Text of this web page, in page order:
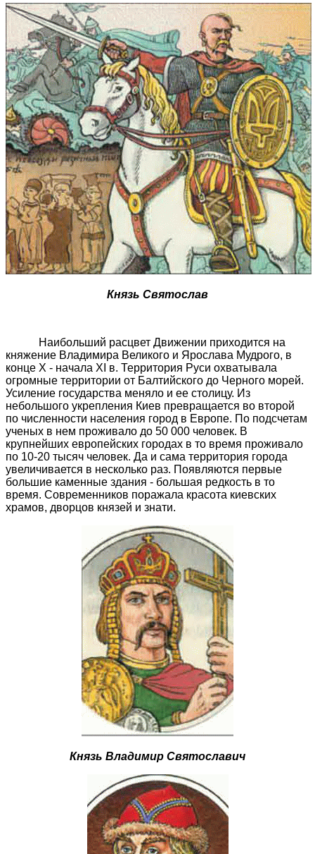
Князь Святослав
Наибольший расцвет Движении приходится на
княжение Владимира Великого и Ярослава Мудрого, в
конце Х - начала XI в. Территория Руси охватывала
огромные территории от Балтийского до Черного морей.
Усиление государства меняло и ее столицу. Из
небольшого укрепления Киев превращается во второй
по численности населения город в Европе. По подсчетам
ученых в нем проживало до 50 000 человек. В
крупнейших европейских городах в то время проживало
по 10-20 тысяч человек. Да и сама территория города
увеличивается в несколько раз. Появляются первые
большие каменные здания - большая редкость в то
время. Современников поражала красота киевских
храмов, дворцов князей и знати.
Князь Владимир Святославич